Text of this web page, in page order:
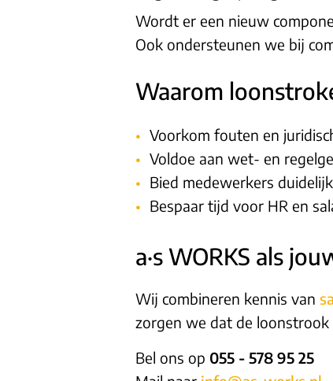
Wordt er een nieuw
Ook ondersteunen we bij
Waarom
Voorkom fouten en
Voldoe aan wet- en
Bied medewerkers
Bespaar tijd voor HR en
a·s WORKS als
Wij combineren kennis van
zorgen we dat de
Bel ons op 055 - 578 95 25